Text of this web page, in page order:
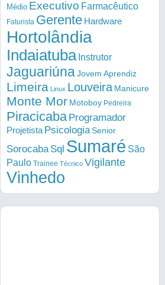
Médio Executivo Farmacêutico
Faturista Gerente Hardware
Hortolândia
Indaiatuba Instrutor
Jaguariúna Jovem Aprendiz
Limeira Linux Louveira Manicure
Monte Mor Motoboy Pedreira
Piracicaba Programador
Projetista PsicologiaSenior
Sorocaba Sql Sumaré São
Paulo Trainee Técnico Vigilante
Vinhedo